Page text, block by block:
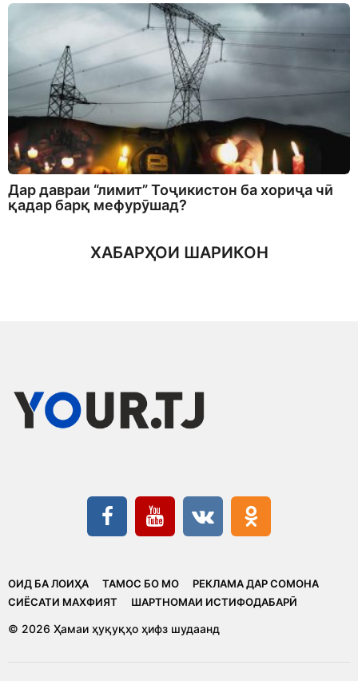
Дар давраи “лимит” Тоҷикистон ба хориҷа чӣ
қадар барқ мефурӯшад?
ХАБАРҲОИ ШАРИКОН
ОИД БА ЛОИҲА ТАМОС БО МО
РЕКЛАМА ДАР СОМОНА
CИЁСАТИ МАХФИЯТ
ШАРТНОМАИ ИСТИФОДАБАРӢ
© 2026 Ҳамаи ҳуқуқҳо ҳифз шудаанд